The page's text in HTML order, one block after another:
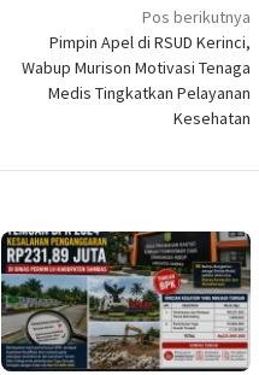
Pos berikutnya
Pimpin Apel di RSUD Kerinci,
Wabup Murison Motivasi Tenaga
Medis Tingkatkan Pelayanan
Kesehatan